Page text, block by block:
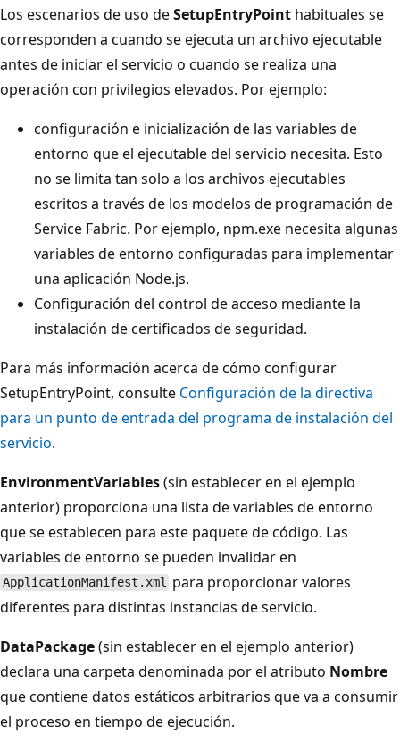
Los escenarios de uso deSetupEntryPoint habituales se
corresponden a cuando se ejecuta un archivo ejecutable
antes de iniciar el servicio o cuando se realiza una
operación con privilegios elevados. Por ejemplo:
configuración e inicialización de las variables de
entorno que el ejecutable del servicio necesita. Esto
no se limita tan solo a los archivos ejecutables
escritos a través de los modelos de programación de
Service Fabric. Por ejemplo, npm.exe necesita algunas
variables de entorno configuradas para implementar
una aplicación Node.js.
Configuración del control de acceso mediante la
instalación de certificados de seguridad.
Para más información acerca de cómo configurar
SetupEntryPoint, consulte Configuración de la directiva
para un punto de entrada del programa de instalación del
servicio.
EnvironmentVariables(sin establecer en el ejemplo
anterior) proporciona una lista de variables de entorno
que se establecen para este paquete de código. Las
variables de entorno se pueden invalidar en
ApplicationManifest.xml para proporcionar valores
diferentes para distintas instancias de servicio.
DataPackage(sin establecer en el ejemplo anterior)
declara una carpeta denominada por el atributo Nombre
que contiene datos estáticos arbitrarios que va a consumir
el proceso en tiempo de ejecución.